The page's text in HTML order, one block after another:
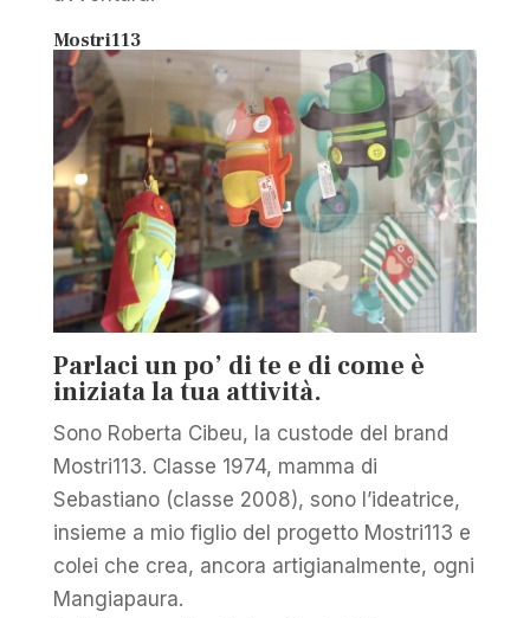
Mostri113
Parlaci un po’ di te e di come è
iniziata la tua attività.
Sono Roberta Cibeu, la custode del brand
Mostri113. Classe 1974, mamma di
Sebastiano (classe 2008), sono l’ideatrice,
insieme a mio figlio del progetto Mostri113 e
colei che crea, ancora artigianalmente, ogni
Mangiapaura.